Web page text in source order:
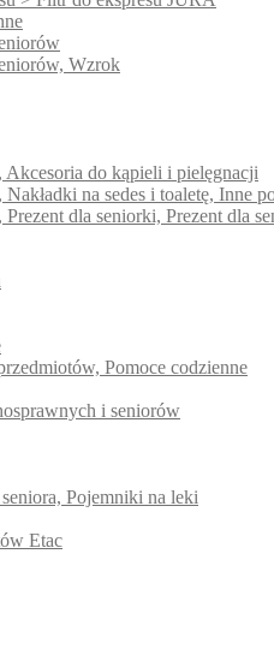
Wzrok
Akcesoria do kąpieli i pielęgnacji
na sedes i toaletę, Inne
dla seniorki, Prezent dla
Pomoce codzienne
i seniorów
Pojemniki na leki
Etac